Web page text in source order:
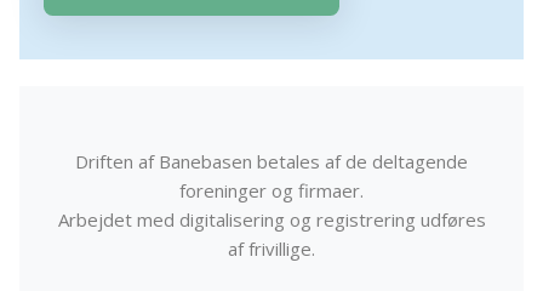
Driften af Banebasen betales af de deltagende
foreninger og firmaer.
Arbejdet med digitalisering og registrering udføres
af frivillige.